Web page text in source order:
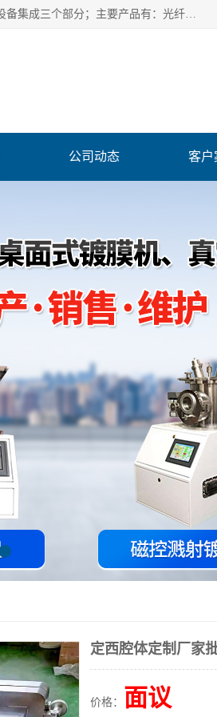
北京浅蓝纳米科技发展有限责任公司主体经营分为：真空配件销售、真空腔体定制、真空设备集成三个部分；主要产品有：光纤真空馈通法兰、光纤真空法兰、光纤法兰、低损耗光纤真空法兰；源瓶、ALD源瓶、MO源瓶、CVD源瓶、50ml源瓶现货、隔膜阀、波纹管密封阀；真空航插电极法兰、电极法兰、真空法兰、信号法兰、陶封电极法兰、D型真空电极；真空腔体定制、磁控溅射、热蒸发镀膜机、PE-CVD、ALD；
公司动态 客户
定西腔体定制厂家
价格： 面议